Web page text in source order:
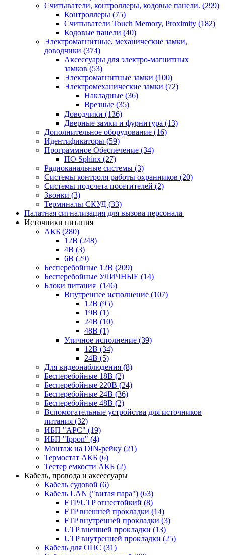
Считыватели, контроллеры, кодовые панели. (299)
Контроллеры (75)
Считыватели Touch Memory, Proximity (182)
Кодовые панели (40)
Электромагнитные, механические замки,
доводчики (374)
Аксессуары для электро-магнитных
замков (53)
Электромагнитные замки (100)
Электромеханические замки (72)
Накладные (36)
Врезные (35)
Доводчики (136)
Дверные замки и фурнитура (13)
Дополнительное оборудование (16)
Идентификаторы (59)
Программное Обеспечение (34)
ПО Sphinx (27)
Радиоканальные системы (3)
Системы контроля работы охранников (20)
Системы подсчета посетителей (2)
Звонки (3)
Терминалы СКУД (33)
Палатная сигнализация для вызова персонала
Источники питания
АКБ (280)
12В (248)
4В (3)
6В (29)
Бесперебойные 12В (209)
Бесперебойные УЛИЧНЫЕ (14)
Блоки питания (146)
Внутреннее исполнение (107)
12В (95)
19В (1)
24В (10)
48В (1)
Уличное исполнение (39)
12В (34)
24В (5)
Для видеонаблюдения (8)
Бесперебойные 18В (2)
Бесперебойные 220В (24)
Бесперебойные 24В (36)
Бесперебойные 48В (2)
Вспомогательные устройства для источников
питания (32)
ИБП "APC" (19)
ИБП "Ippon" (4)
Монтаж на DIN-рейку (21)
Термостат АКБ (6)
Тестер емкости АКБ (2)
Кабель, провода и аксессуары
Кабель судовой (6)
Кабель LAN ("витая пара") (63)
FTP/UTP огнестойкий (8)
FTP внешней прокладки (14)
FTP внутренней прокладки (3)
UTP внешней прокладки (13)
UTP внутренней прокладки (25)
Кабель для ОПС (31)